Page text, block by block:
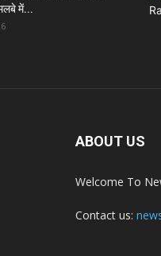
में...
ABOUT US
Welcome To
Contact us: